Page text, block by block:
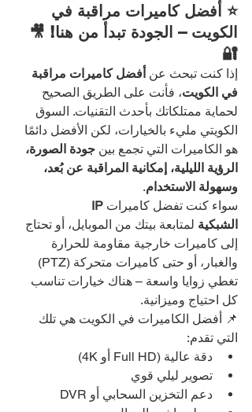
⭐ أفضل كاميرات مراقبة في
الكويت – الجودة تبدأ من هنا! 🎥
🔐
إذا كنت تبحث عن أفضل كاميرات مراقبة
في الكويت، فأنت على الطريق الصحيح
لحماية ممتلكاتك بأحدث التقنيات. السوق
الكويتي مليء بالخيارات، لكن الأفضل دائمًا
هو الكاميرات التي تجمع بين جودة الصورة،
الرؤية الليلية، إمكانية المراقبة عن بُعد،
وسهولة الاستخدام.
سواء كنت تفضل كاميرات
الشبكية لمتابعة بيتك من الموبايل، أو تحتاج
إلى كاميرات خارجية مقاومة للحرارة
والغبار، أو حتى كاميرات متحركة (PTZ)
تغطي زوايا واسعة – هناك خيارات تناسب
كل احتياج وميزانية.
📌 أفضل الكاميرات في الكويت هي تلك
التي تقدم:
دقة عالية (Full HD أو 4K)
تصوير ليلي قوي
دعم التخزين السحابي أو DVR